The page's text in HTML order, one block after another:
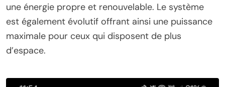
une énergie propre et renouvelable. Le système
est également évolutif offrant ainsi une puissance
maximale pour ceux qui disposent de plus
d’espace.